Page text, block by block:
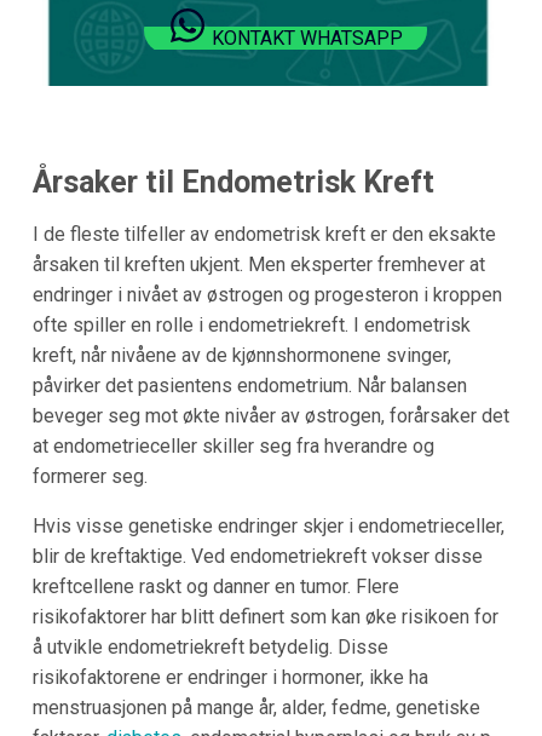
KONTAKT WHATSAPP
Årsaker til Endometrisk Kreft
I de fleste tilfeller av endometrisk kreft er den eksakte
årsaken til kreften ukjent. Men eksperter fremhever at
endringer i nivået av østrogen og progesteron i kroppen
ofte spiller en rolle i endometriekreft. I endometrisk
kreft, når nivåene av de kjønnshormonene svinger,
påvirker det pasientens endometrium. Når balansen
beveger seg mot økte nivåer av østrogen, forårsaker det
at endometrieceller skiller seg fra hverandre og
formerer seg.
Hvis visse genetiske endringer skjer i endometrieceller,
blir de kreftaktige. Ved endometriekreft vokser disse
kreftcellene raskt og danner en tumor. Flere
risikofaktorer har blitt definert som kan øke risikoen for
å utvikle endometriekreft betydelig. Disse
risikofaktorene er endringer i hormoner, ikke ha
menstruasjonen på mange år, alder, fedme, genetiske